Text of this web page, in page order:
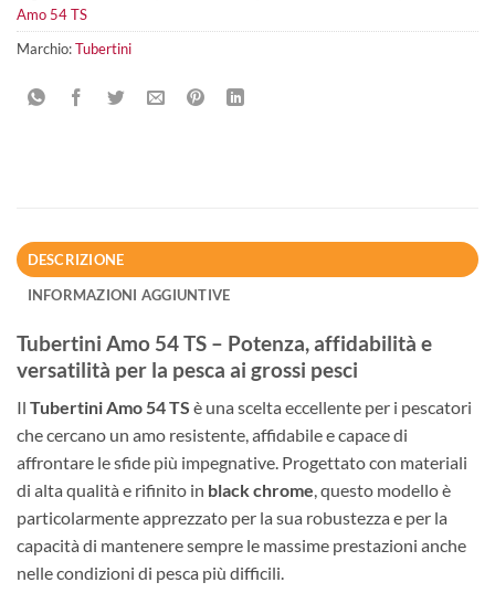
Amo 54 TS
Marchio:Tubertini
DESCRIZIONE
INFORMAZIONI AGGIUNTIVE
Tubertini Amo 54 TS – Potenza, affidabilità e
versatilità per la pesca ai grossi pesci
Il Tubertini Amo 54 TS è una scelta eccellente per i pescatori
che cercano un amo resistente, affidabile e capace di
affrontare le sfide più impegnative. Progettato con materiali
di alta qualità e rifinito in black chrome, questo modello è
particolarmente apprezzato per la sua robustezza e per la
capacità di mantenere sempre le massime prestazioni anche
nelle condizioni di pesca più difficili.